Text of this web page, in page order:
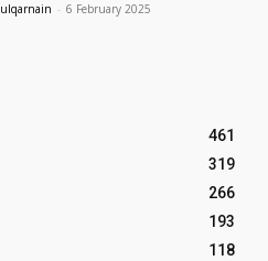
- 6 February 2025
461
319
266
193
118